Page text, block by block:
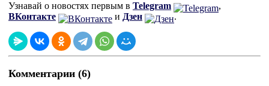
Узнавай о новостях первым в Telegram
,
ВКонтакте
и Дзен .
Комментарии (6)